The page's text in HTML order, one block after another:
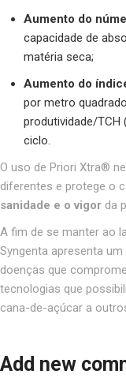
Aumento do
capacidade de
matéria seca;
Aumento do
por metro
produtividade/TCH
ciclo.
O uso de Priori Xtra®
diferentes e protege o
sanidade e o vigor da
A fim de se manter ao
Syngenta apresenta um
doenças que
tecnologias que
cana-de-açúcar a
Add new